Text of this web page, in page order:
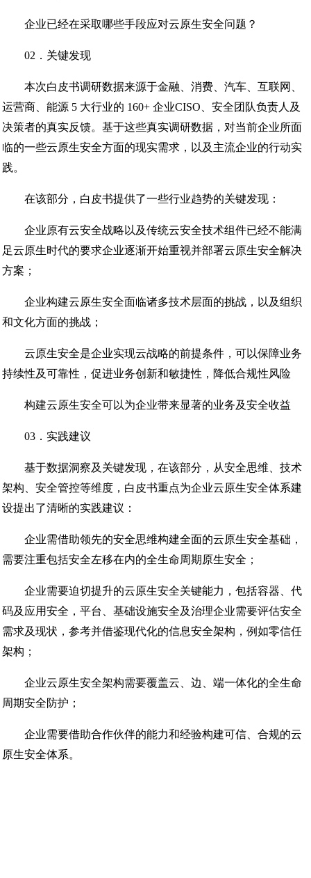
企业已经在采取哪些手段应对云原生安全问题？
02．关键发现
本次白皮书调研数据来源于金融、消费、汽车、互联网、
运营商、能源 5 大行业的 160+ 企业CISO、安全团队负责人及
决策者的真实反馈。基于这些真实调研数据，对当前企业所面
临的一些云原生安全方面的现实需求，以及主流企业的行动实
践。
在该部分，白皮书提供了一些行业趋势的关键发现：
企业原有云安全战略以及传统云安全技术组件已经不能满
足云原生时代的要求企业逐渐开始重视并部署云原生安全解决
方案；
企业构建云原生安全面临诸多技术层面的挑战，以及组织
和文化方面的挑战；
云原生安全是企业实现云战略的前提条件，可以保障业务
持续性及可靠性，促进业务创新和敏捷性，降低合规性风险
构建云原生安全可以为企业带来显著的业务及安全收益
03．实践建议
基于数据洞察及关键发现，在该部分，从安全思维、技术
架构、安全管控等维度，白皮书重点为企业云原生安全体系建
设提出了清晰的实践建议：
企业需借助领先的安全思维构建全面的云原生安全基础，
需要注重包括安全左移在内的全生命周期原生安全；
企业需要迫切提升的云原生安全关键能力，包括容器、代
码及应用安全，平台、基础设施安全及治理企业需要评估安全
需求及现状，参考并借鉴现代化的信息安全架构，例如零信任
架构；
企业云原生安全架构需要覆盖云、边、端一体化的全生命
周期安全防护；
企业需要借助合作伙伴的能力和经验构建可信、合规的云
原生安全体系。